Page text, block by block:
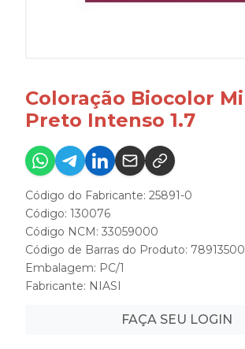
Coloração Biocolor
Preto Intenso 1.7
Código do Fabricante: 25891-0
Código: 130076
Código NCM: 33059000
Código de Barras do Produto:
Embalagem: PC/1
Fabricante: NIASI
FAÇA SEU LOGIN